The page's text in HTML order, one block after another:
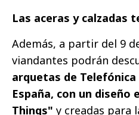
Las aceras y calzadas
Además, a partir del 9
viandantes podrán
arquetas de
España, con un diseño
Things" y creadas para